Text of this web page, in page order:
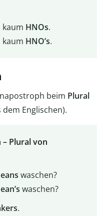
kaum HNOs.
kaum HNO’s.
beim Plural
Englischen).
Plural von
waschen?
waschen?
.